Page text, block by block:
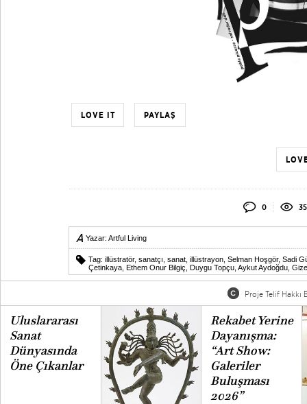
LOVE IT PAYLAŞ
0
0
Yazar: Artful Living
Tag: illüstratör, sanatçı sanat illüstrayon Selman Hoşgör, Sadi
Çetinkaya Ethem Onur Bilgiç Duygu Topçu Aykut Aydoğdu
Proje Telif Hakkı
Uluslararası
Sanat
Dünyasında
Öne Çıkanlar
Rekabet Yerine
Dayanışma:
“Art Show:
Galeriler
Buluşması
2026”